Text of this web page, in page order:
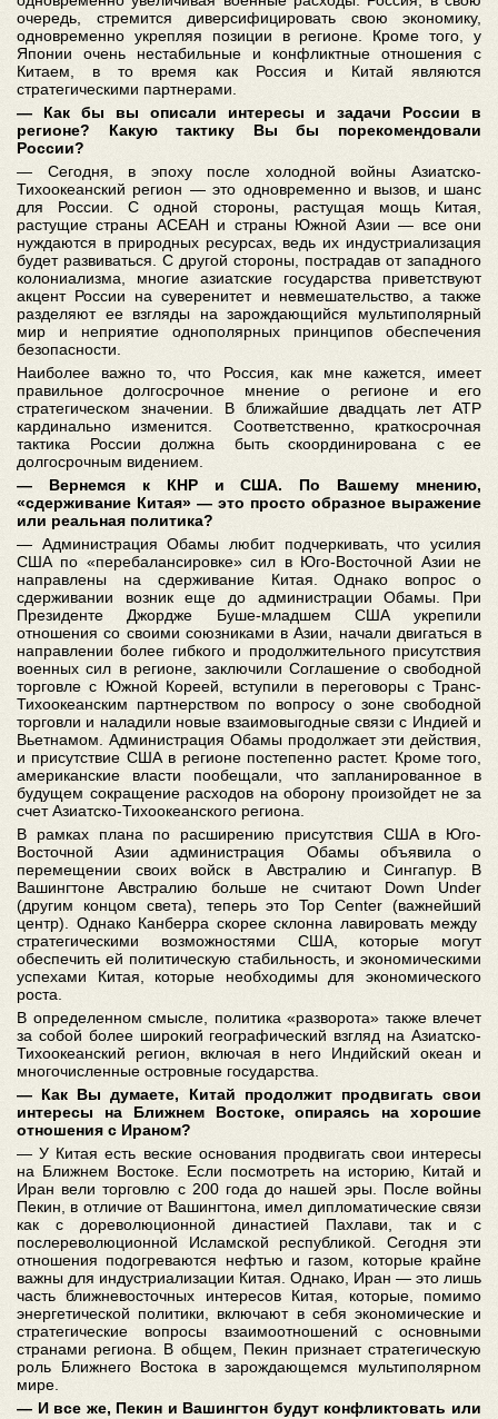
очередь, стремится диверсифицировать свою экономику,
одновременно укрепляя позиции в регионе. Кроме того, у
Японии очень нестабильные и конфликтные отношения с
Китаем, в то время как Россия и Китай являются
стратегическими партнерами.
― Как бы вы описали интересы и задачи России в
регионе? Какую тактику Вы бы порекомендовали
России?
― Сегодня, в эпоху после холодной войны Азиатско-
Тихоокеанский регион ― это одновременно и вызов, и шанс
для России. С одной стороны, растущая мощь Китая,
растущие страны АСЕАН и страны Южной Азии ― все они
нуждаются в природных ресурсах, ведь их индустриализация
будет развиваться. С другой стороны, пострадав от западного
колониализма, многие азиатские государства приветствуют
акцент России на суверенитет и невмешательство, а также
разделяют ее взгляды на зарождающийся мультиполярный
мир и неприятие однополярных принципов обеспечения
безопасности.
Наиболее важно то, что Россия, как мне кажется, имеет
правильное долгосрочное мнение о регионе и его
стратегическом значении. В ближайшие двадцать лет АТР
кардинально изменится. Соответственно, краткосрочная
тактика России должна быть скоординирована с ее
долгосрочным видением.
― Вернемся к КНР и США. По Вашему мнению,
«сдерживание Китая» ― это просто образное выражение
или реальная политика?
― Администрация Обамы любит подчеркивать, что усилия
США по «перебалансировке» сил в Юго-Восточной Азии не
направлены на сдерживание Китая. Однако вопрос о
сдерживании возник еще до администрации Обамы. При
Президенте Джордже Буше-младшем США укрепили
отношения со своими союзниками в Азии, начали двигаться в
направлении более гибкого и продолжительного присутствия
военных сил в регионе, заключили Соглашение о свободной
торговле с Южной Кореей, вступили в переговоры с Транс-
Тихоокеанским партнерством по вопросу о зоне свободной
торговли и наладили новые взаимовыгодные связи с Индией и
Вьетнамом. Администрация Обамы продолжает эти действия,
и присутствие США в регионе постепенно растет. Кроме того,
американские власти пообещали, что запланированное в
будущем сокращение расходов на оборону произойдет не за
счет Азиатско-Тихоокеанского региона.
В рамках плана по расширению присутствия США в Юго-
Восточной Азии администрация Обамы объявила о
перемещении своих войск в Австралию и Сингапур. В
Вашингтоне Австралию больше не считают Down Under
(другим концом света), теперь это Top Center (важнейший
центр). Однако Канберра скорее склонна лавировать между
стратегическими возможностями США, которые могут
обеспечить ей политическую стабильность, и экономическими
успехами Китая, которые необходимы для экономического
роста.
В определенном смысле, политика «разворота» также влечет
за собой более широкий географический взгляд на Азиатско-
Тихоокеанский регион, включая в него Индийский океан и
многочисленные островные государства.
― Как Вы думаете, Китай продолжит продвигать свои
интересы на Ближнем Востоке, опираясь на хорошие
отношения с Ираном?
― У Китая есть веские основания продвигать свои интересы
на Ближнем Востоке. Если посмотреть на историю, Китай и
Иран вели торговлю с 200 года до нашей эры. После войны
Пекин, в отличие от Вашингтона, имел дипломатические связи
как с дореволюционной династией Пахлави, так и с
послереволюционной Исламской республикой. Сегодня эти
отношения подогреваются нефтью и газом, которые крайне
важны для индустриализации Китая. Однако, Иран — это лишь
часть ближневосточных интересов Китая, которые, помимо
энергетической политики, включают в себя экономические и
стратегические вопросы взаимоотношений с основными
странами региона. В общем, Пекин признает стратегическую
роль Ближнего Востока в зарождающемся мультиполярном
мире.
― И все же, Пекин и Вашингтон будут конфликтовать или